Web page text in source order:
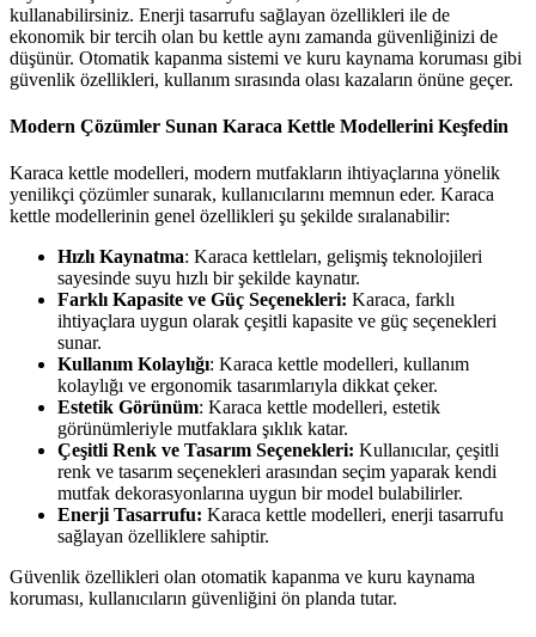
kullanabilirsiniz. Enerji tasarrufu sağlayan özellikleri ile de
ekonomik bir tercih olan bu kettle aynı zamanda güvenliğinizi de
düşünür. Otomatik kapanma sistemi ve kuru kaynama koruması gibi
güvenlik özellikleri, kullanım sırasında olası kazaların önüne geçer.
Modern Çözümler Sunan Karaca Kettle Modellerini Keşfedin
Karaca kettle modelleri, modern mutfakların ihtiyaçlarına yönelik
yenilikçi çözümler sunarak, kullanıcılarını memnun eder. Karaca
kettle modellerinin genel özellikleri şu şekilde sıralanabilir:
Hızlı Kaynatma: Karaca kettleları, gelişmiş teknolojileri
sayesinde suyu hızlı bir şekilde kaynatır.
Farklı Kapasite ve Güç Seçenekleri: Karaca, farklı
ihtiyaçlara uygun olarak çeşitli kapasite ve güç seçenekleri
sunar.
Kullanım Kolaylığı: Karaca kettle modelleri, kullanım
kolaylığı ve ergonomik tasarımlarıyla dikkat çeker.
Estetik Görünüm: Karaca kettle modelleri, estetik
görünümleriyle mutfaklara şıklık katar.
Çeşitli Renk ve Tasarım Seçenekleri: Kullanıcılar, çeşitli
renk ve tasarım seçenekleri arasından seçim yaparak kendi
mutfak dekorasyonlarına uygun bir model bulabilirler.
Enerji Tasarrufu: Karaca kettle modelleri, enerji tasarrufu
sağlayan özelliklere sahiptir.
Güvenlik özellikleri olan otomatik kapanma ve kuru kaynama
koruması, kullanıcıların güvenliğini ön planda tutar.